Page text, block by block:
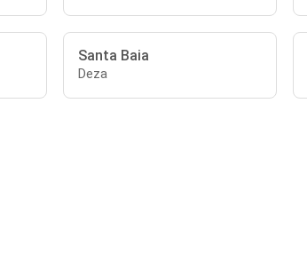
Santa Baia
Deza